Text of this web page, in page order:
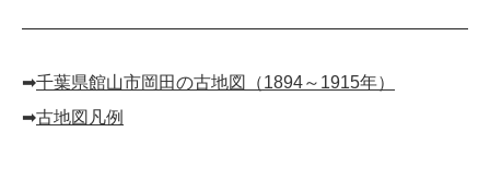
➡︎千葉県館山市岡田の古地図（1894～1915年）
➡︎古地図凡例